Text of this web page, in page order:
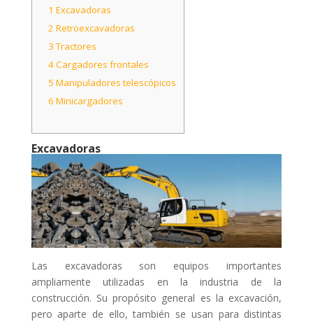
1 Excavadoras
2 Retroexcavadoras
3Tractores
4Cargadores frontales
5 Manipuladores telescópicos
6 Minicargadores
Excavadoras
Las excavadoras son equipos importantes
ampliamente utilizadas en la industria de la
construcción. Su propósito general es la excavación,
pero aparte de ello, también se usan para distintas